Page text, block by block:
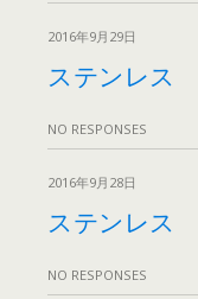
2016年9月29日
ステンレス
NO RESPONSES
2016年9月28日
ステンレス
NO RESPONSES